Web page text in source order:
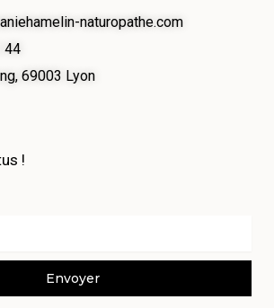
naturopathe.com
44
69003 Lyon
!
Envoyer